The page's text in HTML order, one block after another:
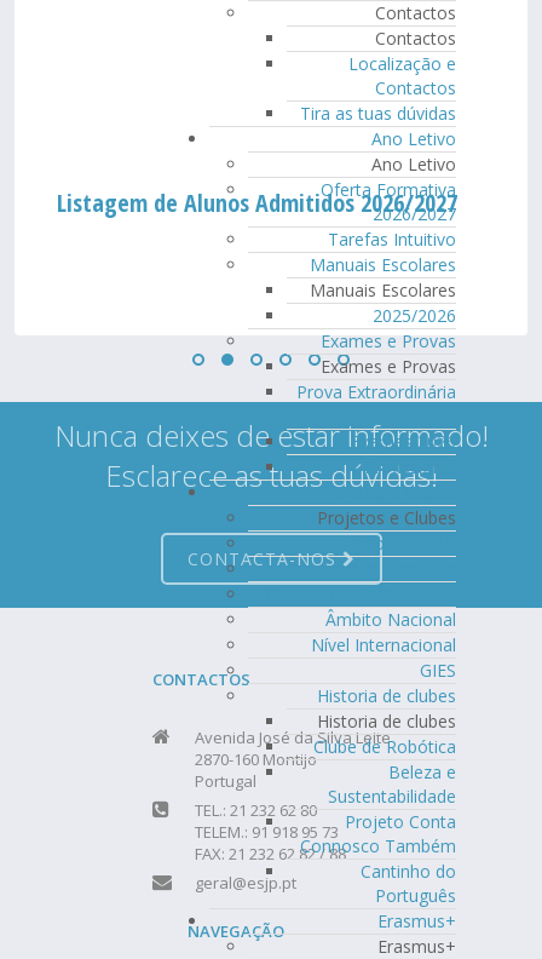
Contactos
Contactos
Localização e
Contactos
Tira as tuas dúvidas
Ano Letivo
Ano Letivo
Oferta Formativa
2026/2027
Tarefas Intuitivo
Manuais Escolares
Manuais Escolares
2025/2026
Exames e Provas
Exames e Provas
Prova Extraordinária
Exames 2026
Profissional
Projetos e Clubes
Projetos e Clubes
Clube Ubuntu
Apoio Curricular
Âmbito Nacional
Nível Internacional
GIES
Historia de clubes
Historia de clubes
Clube de Robótica
Beleza e
Sustentabilidade
Projeto Conta
Connosco Também
Cantinho do
Português
Erasmus+
Erasmus+
Listagem de Alunos Admitidos 2026/2027
Nunca deixes de estar informado!
Esclarece as tuas dúvidas!
CONTACTA-NOS
CONTACTOS
Avenida José da Silva Leite
2870-160 Montijo
Portugal
TEL.: 21 232 62 80
TELEM.: 91 918 95 73
FAX: 21 232 62 82 / 88
geral@esjp.pt
NAVEGAÇÃO